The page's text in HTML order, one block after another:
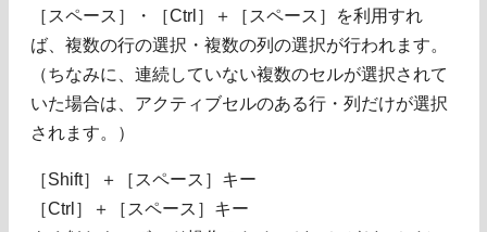
［スペース］・［Ctrl］＋［スペース］を利用すれ
ば、複数の行の選択・複数の列の選択が行われます。
（ちなみに、連続していない複数のセルが選択されて
いた場合は、アクティブセルのある行・列だけが選択
されます。）
［Shift］＋［スペース］キー
［Ctrl］＋［スペース］キー